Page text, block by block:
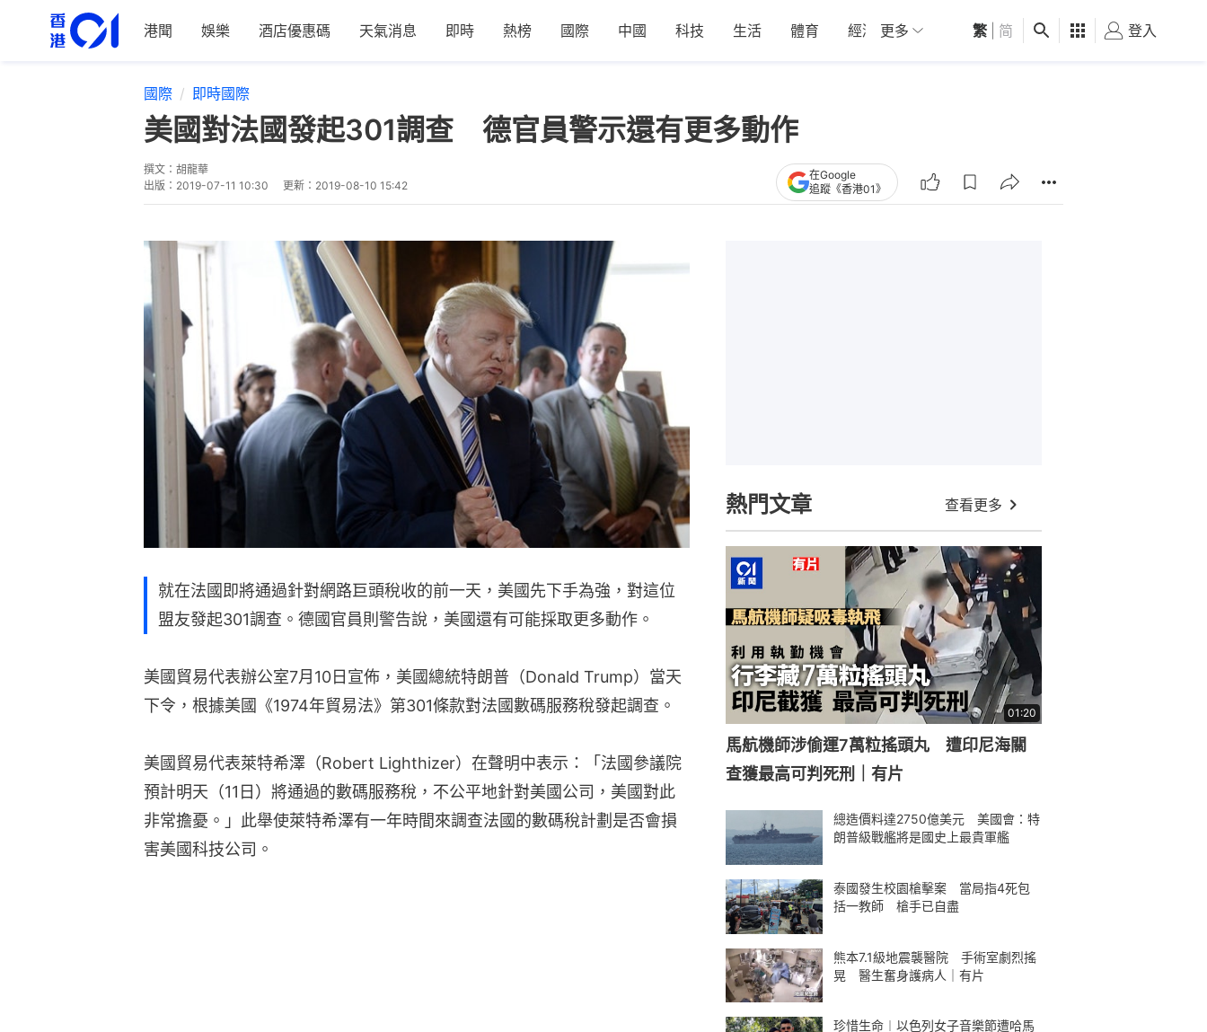
港聞 娛樂 酒店優惠碼 天氣消息 即時 熱榜 國際 中國 科技 生活 體育 經濟 01深圳 觀點 健康 好食玩飛
更多 繁 简 登入
國際 即時國際
美國對法國發起301調查 德官員警示還有更多動作
撰文： 胡龍華
出版： 2019-07-11 10:30 更新： 2019-08-10 15:42
在Google
追蹤《香港01》
就在法國即將通過針對網路巨頭稅收的前一天，美國先下手為強，對這位
盟友發起301調查。德國官員則警告說，美國還有可能採取更多動作。
美國貿易代表辦公室7月10日宣佈，美國總統特朗普（Donald Trump）當天
下令，根據美國《1974年貿易法》第301條款對法國數碼服務稅發起調查。
美國貿易代表萊特希澤（Robert Lighthizer）在聲明中表示：「法國參議院
預計明天（11日）將通過的數碼服務稅，不公平地針對美國公司，美國對此
非常擔憂。」此舉使萊特希澤有一年時間來調查法國的數碼稅計劃是否會損
害美國科技公司。
熱門文章 查看更多
01:20
馬航機師涉偷運7萬粒搖頭丸 遭印尼海關
查獲最高可判死刑｜有片
總造價料達2750億美元 美國會：特
朗普級戰艦將是國史上最貴軍艦
泰國發生校園槍擊案 當局指4死包
括一教師 槍手已自盡
熊本7.1級地震襲醫院 手術室劇烈搖
晃 醫生奮身護病人｜有片
珍惜生命︱以色列女子音樂節遭哈馬